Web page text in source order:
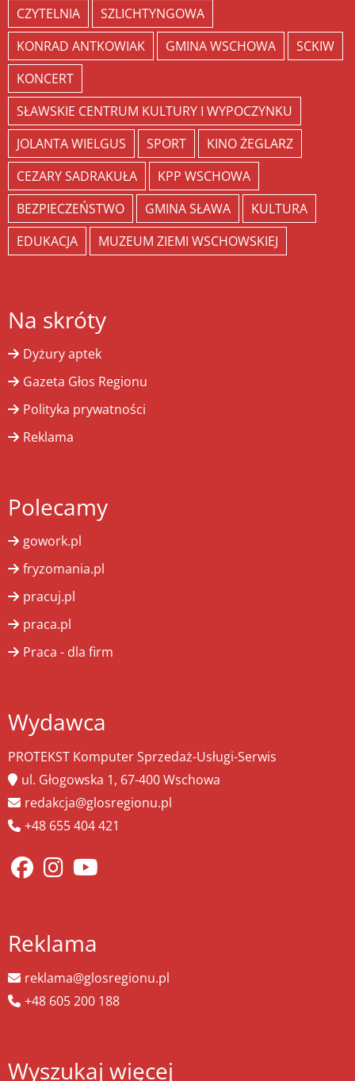
CZYTELNIA
SZLICHTYNGOWA
KONRAD ANTKOWIAK
GMINA WSCHOWA
SCKIW
KONCERT
SŁAWSKIE CENTRUM KULTURY I WYPOCZYNKU
JOLANTA WIELGUS
SPORT
KINO ŻEGLARZ
CEZARY SADRAKUŁA
KPP WSCHOWA
BEZPIECZEŃSTWO
GMINA SŁAWA
KULTURA
EDUKACJA
MUZEUM ZIEMI WSCHOWSKIEJ
Na skróty
Dyżury aptek
Gazeta Głos Regionu
Polityka prywatności
Reklama
Polecamy
gowork.pl
fryzomania.pl
pracuj.pl
praca.pl
Praca - dla firm
Wydawca
PROTEKST Komputer Sprzedaż-Usługi-Serwis
ul. Głogowska 1, 67-400 Wschowa
redakcja@glosregionu.pl
+48 655 404 421
Reklama
reklama@glosregionu.pl
+48 605 200 188
Wyszukaj więcej